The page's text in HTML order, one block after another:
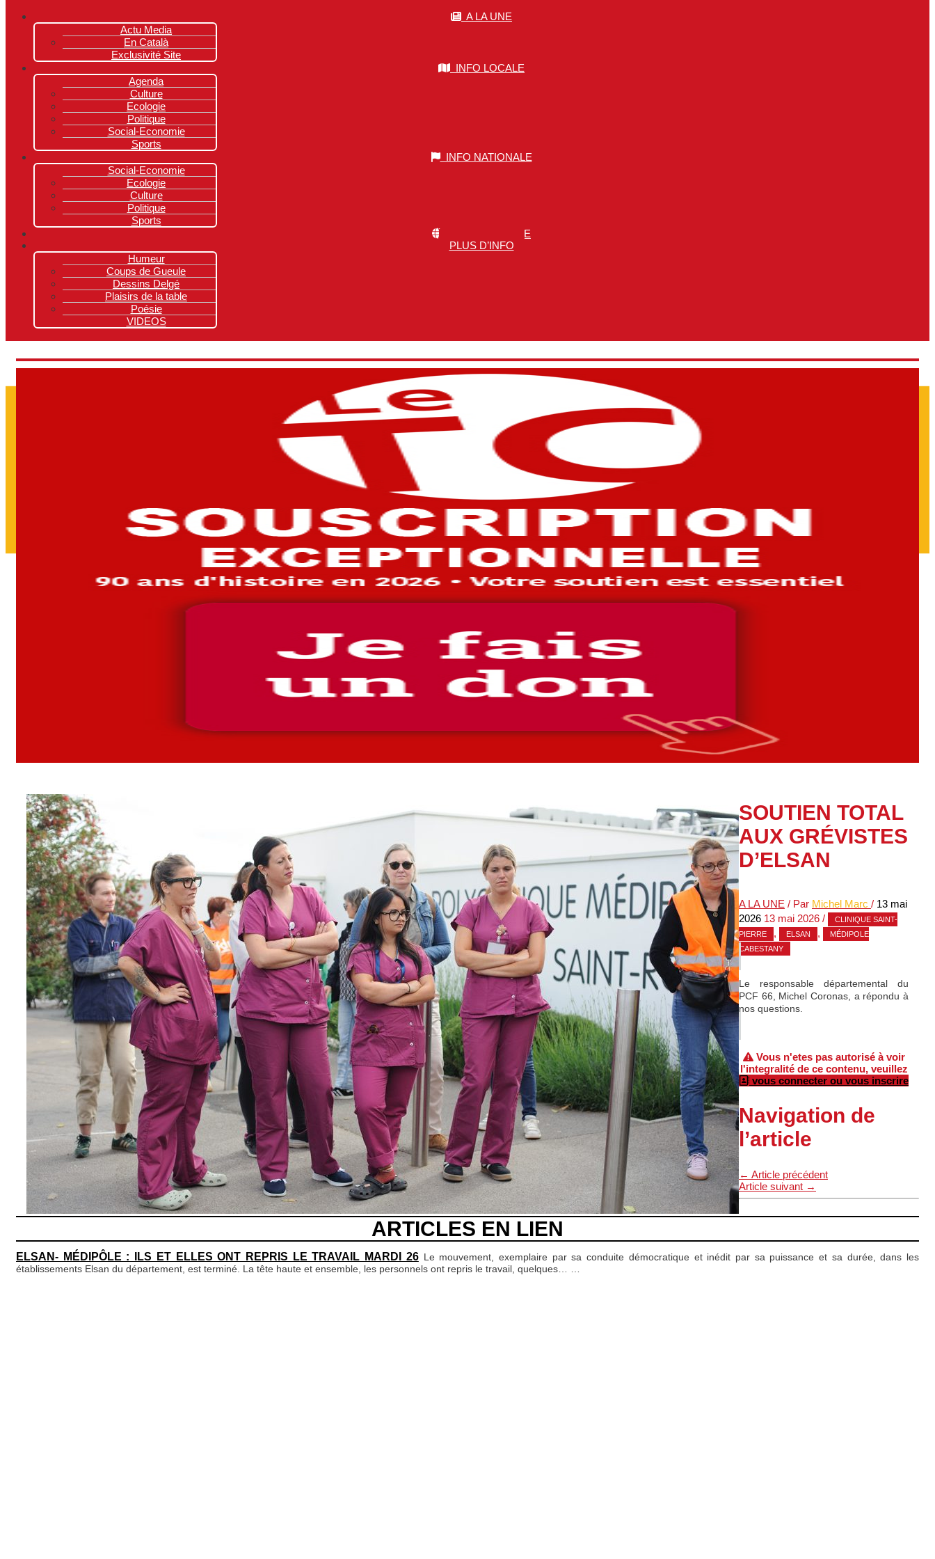
A LA UNE
Actu Media
En Català
Exclusivité Site
INFO LOCALE
Agenda
Culture
Ecologie
Politique
Social-Economie
Sports
INFO NATIONALE
Social-Economie
Ecologie
Culture
Politique
Sports
INFO MONDIALE
PLUS D’INFO
Humeur
Coups de Gueule
Dessins Delgé
Plaisirs de la table
Poésie
VIDEOS
SOUTIEN TOTAL
AUX GRÉVISTES
D’ELSAN
A LA UNE / Par Michel Marc / 13 mai
2026 13 mai 2026 /
CLINIQUE SAINT-
PIERRE
, ELSAN ,
MÉDIPOLE
CABESTANY
Le responsable départemental du
PCF 66, Michel Coronas, a répondu à
nos questions.
Vous n'etes pas autorisé à voir
l'integralité de ce contenu, veuillez
vous connecter ou vous inscrire
Navigation de
l’article
← Article précédent
Article suivant →
ARTICLES EN LIEN
ELSAN- MÉDIPÔLE : ILS ET ELLES ONT REPRIS LE TRAVAIL MARDI 26
Le mouvement, exemplaire par sa conduite démocratique et inédit par sa puissance et sa durée, dans les
établissements Elsan du département, est terminé. La tête haute et ensemble, les personnels ont repris le travail, quelques… …